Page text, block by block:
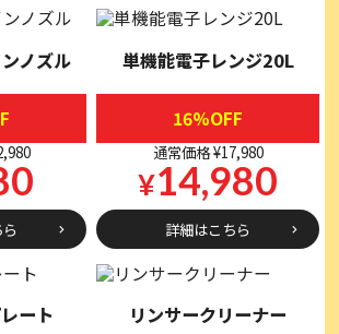
ノズル 単機能電子レンジ20L
16%OFF
通常価格 ¥17,980
¥14,980
詳細はこちら
ート リンサークリーナー